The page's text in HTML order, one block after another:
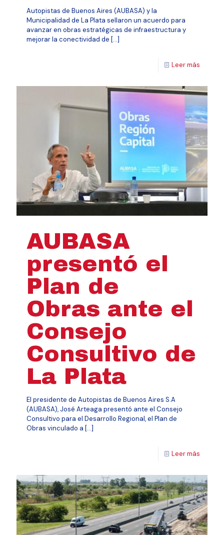
Autopistas de Buenos Aires (AUBASA) y la
Municipalidad de La Plata sellaron un acuerdo para
avanzar en obras estratégicas de infraestructura y
mejorar la conectividad de […]
Leer más
AUBASA
presentó el
Plan de
Obras ante el
Consejo
Consultivo de
La Plata
El presidente de Autopistas de Buenos Aires S.A
(AUBASA), José Arteaga presentó ante el Consejo
Consultivo para el Desarrollo Regional, el Plan de
Obras vinculado a […]
Leer más